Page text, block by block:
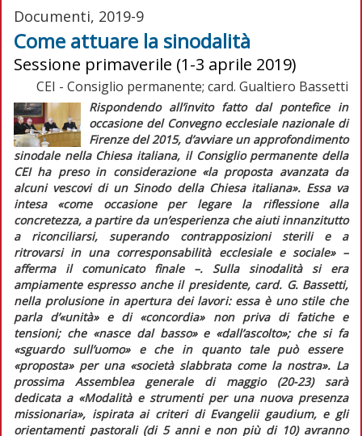
Documenti, 2019-9
Come attuare la sinodalità
Sessione primaverile (1-3 aprile 2019)
CEI - Consiglio permanente; card. Gualtiero Bassetti
Rispondendo all’invito fatto dal pontefice in
occasione del Convegno ecclesiale nazionale di
Firenze del 2015, d’avviare un approfondimento
sinodale nella Chiesa italiana, il Consiglio permanente della
CEI ha preso in considerazione «la proposta avanzata da
alcuni vescovi di un Sinodo della Chiesa italiana». Essa va
intesa «come occasione per legare la riflessione alla
concretezza, a partire da un’esperienza che aiuti innanzitutto
a riconciliarsi, superando contrapposizioni sterili e a
ritrovarsi in una corresponsabilità ecclesiale e sociale»–
afferma il comunicato finale –. Sulla sinodalità si era
ampiamente espresso anche il presidente, card. G. Bassetti,
nella prolusione in apertura dei lavori: essa è uno stile che
parla d’«unità»e di «concordia»non priva di fatiche e
tensioni; che «nasce dal basso»e «dall’ascolto»; che si fa
«sguardo sull’uomo»e che in quanto tale può essere
«proposta»per una «società slabbrata come la nostra». La
prossima Assemblea generale di maggio (20-23) sarà
dedicata a «Modalità e strumenti per una nuova presenza
missionaria», ispirata ai criteri di Evangelii gaudium,e gli
orientamenti pastorali (di 5 anni e non più di 10) avranno